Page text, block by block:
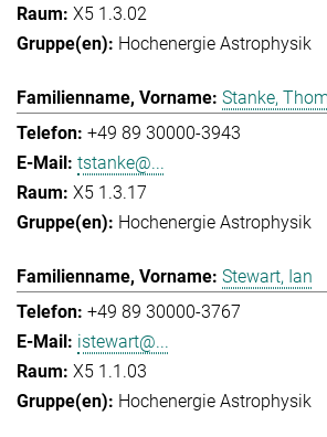
X5 1.3.02
Hochenergie Astrophysik
Stanke,
+49 89 30000-3943
tstanke@...
X5 1.3.17
Hochenergie Astrophysik
Stewart, Ian
+49 89 30000-3767
istewart@...
X5 1.1.03
Hochenergie Astrophysik